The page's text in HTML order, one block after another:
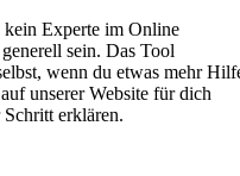
Experte im Online
sein. Das Tool
wenn du etwas mehr
unserer Website für dich
erklären.